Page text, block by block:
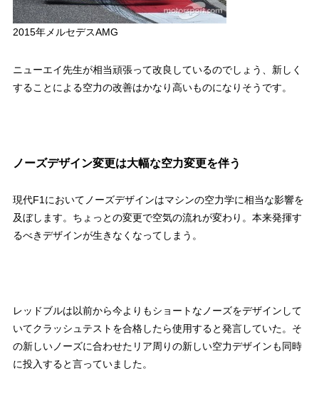
2015年メルセデスAMG
ニューエイ先生が相当頑張って改良しているのでしょう、新しく
することによる空力の改善はかなり高いものになりそうです。
ノーズデザイン変更は大幅な空力変更を伴う
現代F1においてノーズデザインはマシンの空力学に相当な影響を
及ぼします。ちょっとの変更で空気の流れが変わり。本来発揮す
るべきデザインが生きなくなってしまう。
レッドブルは以前から今よりもショートなノーズをデザインして
いてクラッシュテストを合格したら使用すると発言していた。そ
の新しいノーズに合わせたリア周りの新しい空力デザインも同時
に投入すると言っていました。